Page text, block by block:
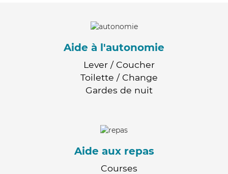
Aide à l'autonomie
Lever / Coucher
Toilette / Change
Gardes de nuit
Aide aux repas
Courses